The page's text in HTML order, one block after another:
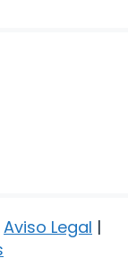
Aviso Legal |